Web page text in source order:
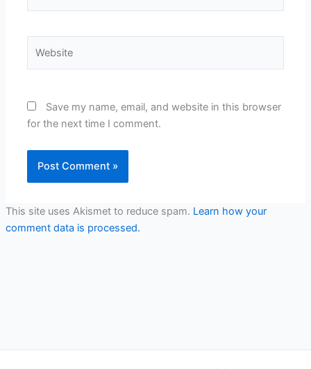
Save my name, email, and website in this browser
for the next time I comment.
This site uses Akismet to reduce spam. Learn how your
comment data is processed.